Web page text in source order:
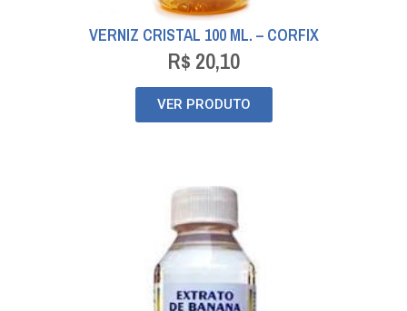
VERNIZ CRISTAL 100 ML. – CORFIX
R$ 20,10
VER PRODUTO